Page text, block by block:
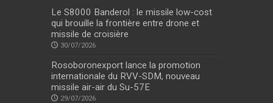
Le S8000 Banderol : le missile low-cost
qui brouille la frontière entre drone et
missile de croisière
30/07/2026
Rosoboronexport lance la promotion
internationale du RVV-SDM, nouveau
missile air-air du Su-57E
29/07/2026